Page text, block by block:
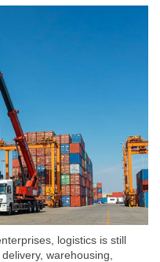
logistics is still
warehousing,